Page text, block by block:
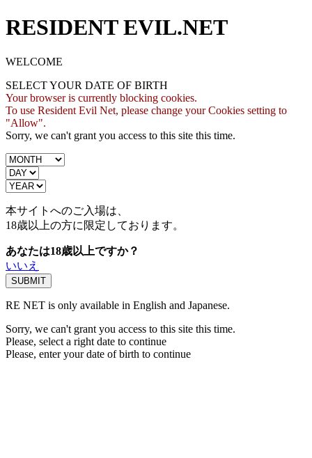
RESIDENT EVIL.NET
WELCOME
SELECT YOUR DATE OF BIRTH
Your browser is currently blocking cookies.
To use Resident Evil Net, please change your Cookies setting to
"Allow".
Sorry, we can't grant you access to this site this time.
本サイトへのご入場は、
18歳以上の方に限定しております。
あなたは18歳以上ですか？
いいえ
RE NET is only available in English and Japanese.
Sorry, we can't grant you access to this site this time.
Please, select a right date to continue
Please, enter your date of birth to continue